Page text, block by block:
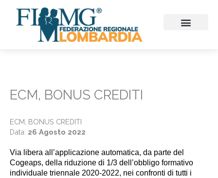
contenuto
ECM, BONUS CREDITI
ECM, BONUS CREDITI
Data: 26 Agosto 2022
Via libera all’applicazione automatica, da parte del
Cogeaps, della riduzione di 1/3 dell’obbligo formativo
individuale triennale 2020-2022, nei confronti di tutti i